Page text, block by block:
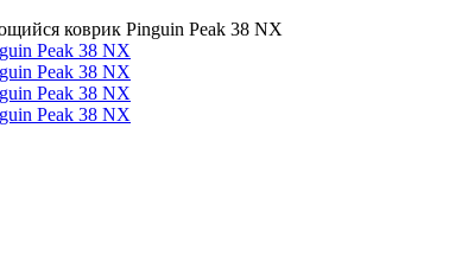
коврик Pinguin Peak 38 NX